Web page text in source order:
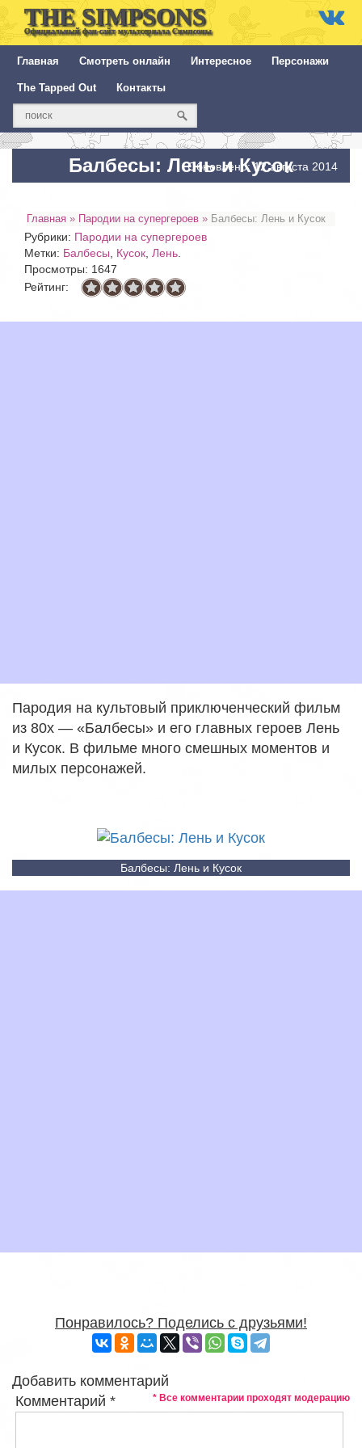
THE SIMPSONS
Официальный фан-сайт мультсериала Симпсоны
Главная Смотреть онлайн Интересное Персонажи
The Tapped Out Контакты
Балбесы: Лень и Кусок
Обновлено: 12 августа 2014
Главная » Пародии на супергероев » Балбесы: Лень и Кусок
Рубрики: Пародии на супергероев
Метки: Балбесы Кусок Лень
Просмотры: 1647
Рейтинг:
Пародия на культовый приключенческий фильм
из 80х — «Балбесы» и его главных героев Лень
и Кусок. В фильме много смешных моментов и
милых персонажей.
Балбесы: Лень и Кусок
Понравилось? Поделись с друзьями!
Добавить комментарий
* Все комментарии проходят модерацию
Комментарий*